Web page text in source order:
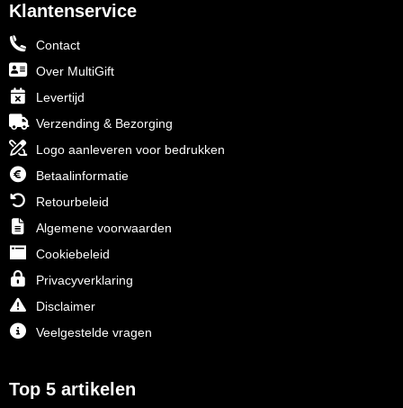
Klantenservice
Contact
Over MultiGift
Levertijd
Verzending & Bezorging
Logo aanleveren voor bedrukken
Betaalinformatie
Retourbeleid
Algemene voorwaarden
Cookiebeleid
Privacyverklaring
Disclaimer
Veelgestelde vragen
Top 5 artikelen